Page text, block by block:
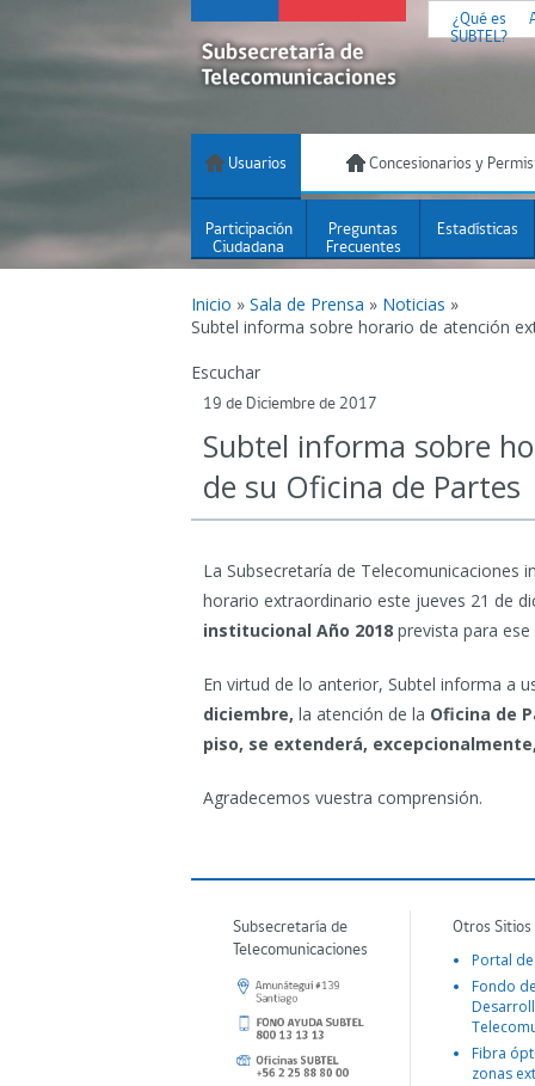
¿Qué es
SUBTEL?
Usuarios Concesionarios y
Participación
Ciudadana
Preguntas
Frecuentes
Estadísticas
Inicio » Sala de Prensa » Noticias »
Subtel informa sobre horario de atención
Escuchar
19 de Diciembre de 2017
Subtel informa sobre
de su Oficina de Partes
La Subsecretaría de Telecomunicaciones
horario extraordinario este jueves 21 de
institucional Año 2018 prevista para ese
En virtud de lo anterior, Subtel informa a
diciembre, la atención de la Oficina de
piso, se extenderá,
Agradecemos vuestra comprensión.
Subsecretaría de
Telecomunicaciones
Otros
Portal
Fondo
Fibra
zonas